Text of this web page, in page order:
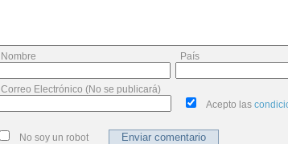
Nombre País
Correo Electrónico (No se publicará)
Acepto las
No soy un robot